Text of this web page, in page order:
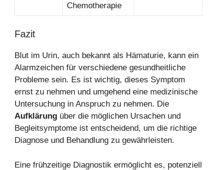
Chemotherapie
Fazit
Blut im Urin, auch bekannt als Hämaturie, kann ein
Alarmzeichen für verschiedene gesundheitliche
Probleme sein. Es ist wichtig, dieses Symptom
ernst zu nehmen und umgehend eine medizinische
Untersuchung in Anspruch zu nehmen. Die
Aufklärung über die möglichen Ursachen und
Begleitsymptome ist entscheidend, um die richtige
Diagnose und Behandlung zu gewährleisten.
Eine frühzeitige Diagnostik ermöglicht es, potenziell